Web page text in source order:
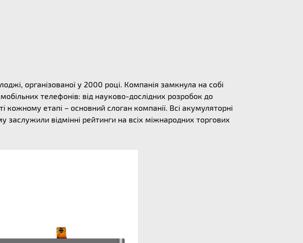
організованої у 2000 році. Компанія замкнула на собі
телефонів: від науково-дослідних розробок до
кожному етапі – основний слоган компанії. Всі акумуляторні
заслужили відмінні рейтинги на всіх міжнародних торгових